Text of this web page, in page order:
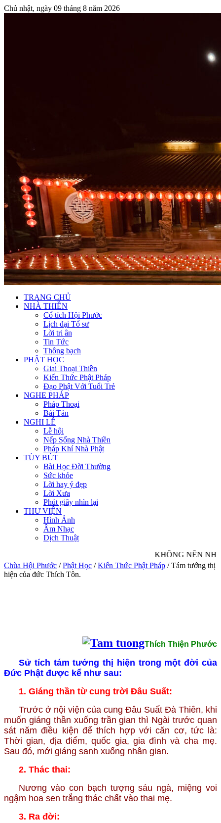
Chủ nhật, ngày 09 tháng 8 năm 2026
TRANG CHỦ
NHÀ THIỀN
Cổ tích Hội Phước
Lịch đại Tổ sư
Lời tri ân
Tin Tức
Thông bạch
PHẬT HỌC
Giai Thoại Thiền
Kiến Thức Phật Pháp
Đạo Phật Với Tuổi Trẻ
NGHE PHÁP
Pháp Thoại
Bái Tán
NGHI LỄ
Lễ hội
Nếp Sống Nhà Thiền
Pháp Khí Nhà Phật
TÙY BÚT
Bài Học Đời Thường
Sức khỏe
Lời hay ý đẹp
Lời Xưa
Phút giây nhìn lại
THƯ VIỆN
Hình Ảnh
Âm Nhạc
Dịch Thuật
KHÔNG NÊN
Chùa Hội Phước / Phật Học / Kiến Thức Phật Pháp / Tám tướng thị
hiện của đức Thích Tôn.
Thích Thiện Phước
Sử tích tám tướng thị hiện trong một đời của
Đức Phật được kể như sau:
1. Giáng thần từ cung trời Đâu Suất:
Trước ở nội viện của cung Đâu Suất Đà Thiên, khi
muốn giáng thần xuống trần gian thì Ngài trước quan
sát năm điều kiện để thích hợp với căn cơ, tức là:
Thời gian, địa điểm, quốc gia, gia đình và cha mẹ.
Sau đó, mới gi­áng sanh xuống nhân gian.
2. Thác thai:
Nương vào con bạch tượng sáu ngà, miệng voi
ngậm hoa sen trắng thác chất vào thai mẹ.
3. Ra đời: